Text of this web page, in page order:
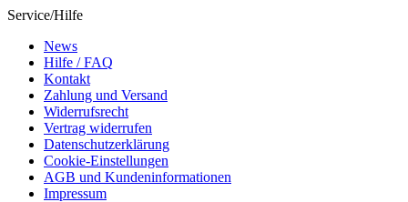
Service/Hilfe
News
Hilfe / FAQ
Kontakt
Zahlung und Versand
Widerrufsrecht
Vertrag widerrufen
Datenschutzerklärung
Cookie-Einstellungen
AGB und Kundeninformationen
Impressum